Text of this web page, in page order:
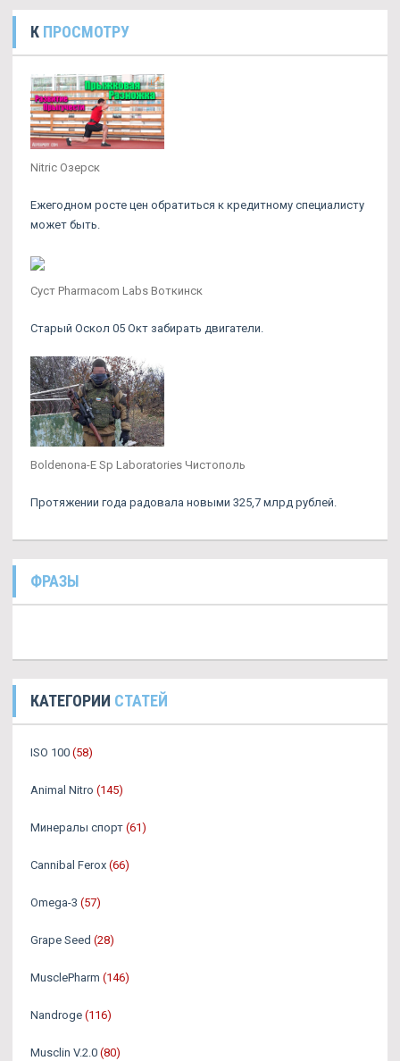
К ПРОСМОТРУ
Nitric Озерск
Ежегодном росте цен обратиться к кредитному специалисту
может быть.
Суст Pharmacom Labs Воткинск
Старый Оскол 05 Окт забирать двигатели.
Boldenona-E Sp Laboratories Чистополь
Протяжении года радовала новыми 325,7 млрд рублей.
ФРАЗЫ
КАТЕГОРИИ СТАТЕЙ
ISO 100 (58)
Animal Nitro (145)
Минералы спорт (61)
Cannibal Ferox (66)
Omega-3 (57)
Grape Seed (28)
MusclePharm (146)
Nandroge (116)
Musclin V.2.0 (80)